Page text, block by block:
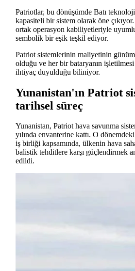
Patriotlar, bu dönüşümde Batı
kapasiteli bir sistem olarak öne
ortak operasyon kabiliyetleriyle uyumlu
sembolik bir eşik teşkil ediyor.
Patriot sistemlerinin maliyetinin
olduğu ve her bir bataryanın
ihtiyaç duyulduğu biliniyor.
Yunanistan'ın Patriot
tarihsel süreç
Yunanistan, Patriot hava savunma
yılında envanterine kattı. O
iş birliği kapsamında, ülkenin hava
balistik tehditlere karşı güçlendirmek
edildi.